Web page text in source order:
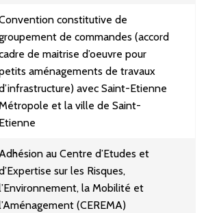
constitutive de
de commandes (accord
de maitrise d’oeuvre pour
aménagements de travaux
avec Saint-Etienne
et la ville de Saint-
Etienne
au Centre d’Etudes et
sur les Risques,
la Mobilité et
(CEREMA)